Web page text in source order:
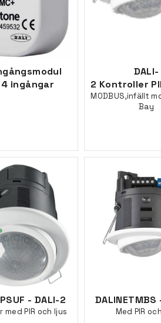
4 ingångar
DALI-
MODBUS,infällt
Bay
- DALI-2
med PIR och ljus
DALINETMBS
Med PIR